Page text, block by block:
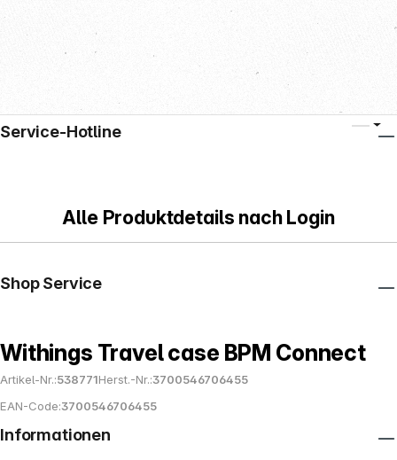
Alle Produktdetails nach Login
Withings Travel case BPM Connect
Artikel-Nr.:538771Herst.-Nr.:3700546706455
EAN-Code:3700546706455
Service-Hotline
Shop Service
Informationen